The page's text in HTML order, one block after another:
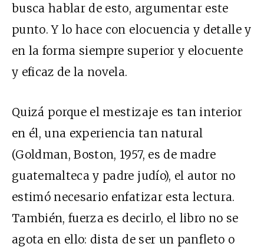
busca hablar de esto, argumentar este
punto. Y lo hace con elocuencia y detalle y
en la forma siempre superior y elocuente
y eficaz de la novela.
Quizá porque el mestizaje es tan interior
en él, una experiencia tan natural
(Goldman, Boston, 1957, es de madre
guatemalteca y padre judío), el autor no
estimó necesario enfatizar esta lectura.
También, fuerza es decirlo, el libro no se
agota en ello: dista de ser un panfleto o